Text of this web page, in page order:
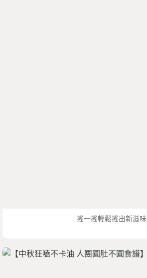
搖一搖輕鬆搖出新滋味